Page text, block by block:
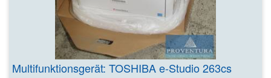
Multifunktionsgerät: TOSHIBA e-Studio 263cs